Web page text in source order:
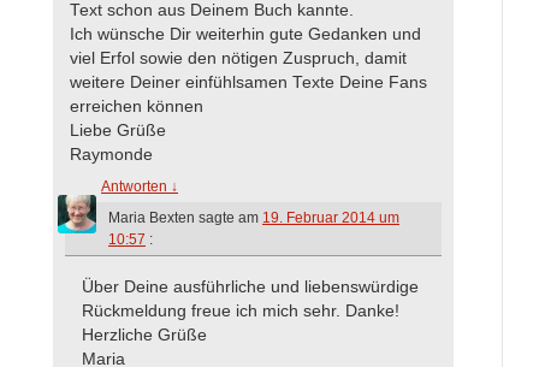
Text schon aus Deinem Buch kannte.
Ich wünsche Dir weiterhin gute Gedanken und
viel Erfol sowie den nötigen Zuspruch, damit
weitere Deiner einfühlsamen Texte Deine Fans
erreichen können
Liebe Grüße
Raymonde
Antworten ↓
Maria Bexten sagte am 19. Februar 2014 um
10:57 :
Über Deine ausführliche und liebenswürdige
Rückmeldung freue ich mich sehr. Danke!
Herzliche Grüße
Maria